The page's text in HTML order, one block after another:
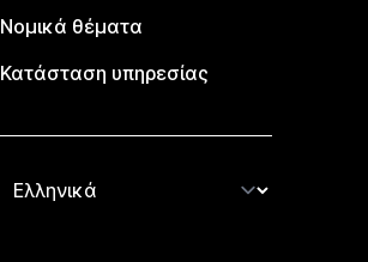
Νομικά θέματα
Κατάσταση υπηρεσίας